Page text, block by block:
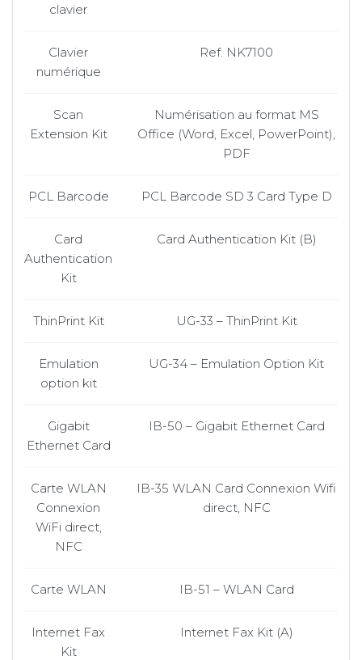
clavier
Clavier
numérique
Ref. NK7100
Scan
Extension Kit
Numérisation au format MS
Office (Word, Excel, PowerPoint),
PDF
PCL Barcode PCL Barcode SD 3 Card Type D
Card
Authentication
Kit
Card Authentication Kit (B)
ThinPrint Kit UG-33 – ThinPrint Kit
Emulation
option kit
UG-34 – Emulation Option Kit
Gigabit
Ethernet Card
IB-50 – Gigabit Ethernet Card
Carte WLAN
Connexion
WiFi direct,
NFC
IB-35 WLAN Card Connexion Wifi
direct, NFC
Carte WLAN IB-51 – WLAN Card
Internet Fax
Kit
Internet Fax Kit (A)